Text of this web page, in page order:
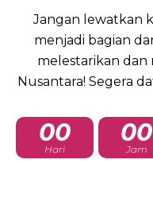
Jangan lewatkan
menjadi bagian
melestarikan
Nusantara! Segera
00
Hari
00
Jam